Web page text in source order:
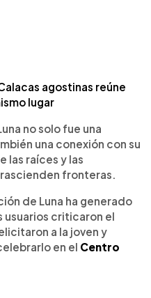
agostinas reúne
lugar
no solo fue una
una conexión con su
las raíces y las
fronteras.
de Luna ha generado
usuarios criticaron el
a la joven y
en el Centro